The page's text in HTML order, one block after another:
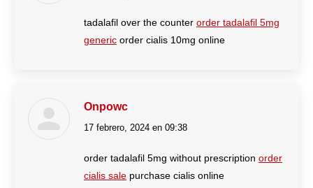
tadalafil over the counter order tadalafil 5mg
generic order cialis 10mg online
Onpowc
dice:
17 febrero, 2024 en 09:38
order tadalafil 5mg without prescription order
cialis sale purchase cialis online